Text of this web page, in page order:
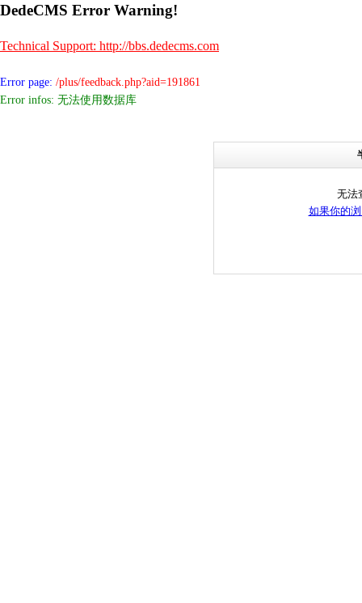
DedeCMS Error Warning!
Technical Support: http://bbs.dedecms.com
Error page: /plus/feedback.php?aid=191861
Error infos: 无法使用数据库
无法
如果你的